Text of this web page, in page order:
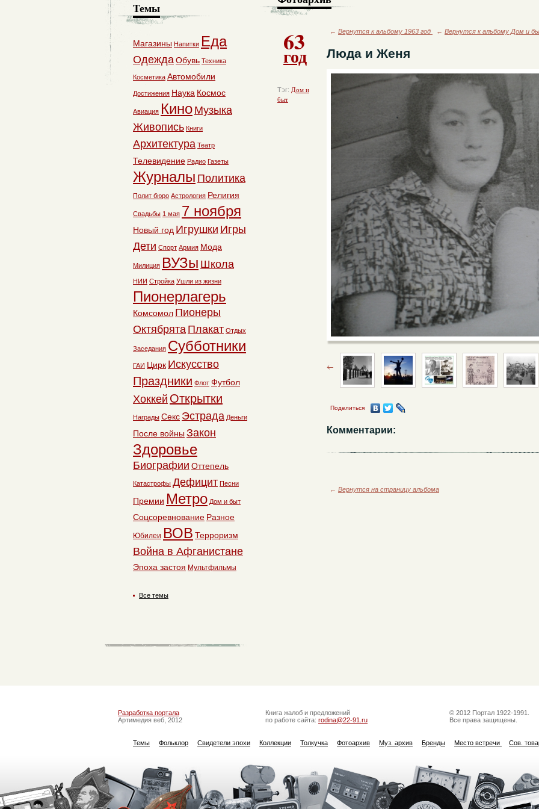
63
год
Тэг: Дом и
быт
← Вернутся к альбому 1963 год ← Вернутся к альбому Дом и
Люда и Женя
Поделиться
Комментарии:
← Вернутся на страницу альбома
Темы
Магазины Напитки Еда
ОдеждаОбувь Техника
Косметика Автомобили
Достижения Наука Космос
Авиация Кино Музыка
Живопись Книги
Архитектура Театр
Телевидение Радио Газеты
Журналы Политика
Полит бюро Астрология Религия
Свадьбы 1 мая 7 ноября
Новый год Игрушки Игры
Дети Спорт Армия Мода
Милиция ВУЗы Школа
НИИ Стройка Ушли из жизни
Пионерлагерь
Комсомол Пионеры
Октябрята Плакат Отдых
Заседания Субботники
ГАИ Цирк Искусство
Праздники Флот Футбол
Хоккей Открытки
Награды Секс Эстрада Деньги
После войны Закон
Здоровье
Биографии Оттепель
Катастрофы Дефицит Песни
Премии Метро Дом и быт
Соцсоревнование Разное
Юбилеи ВОВ Терроризм
Война в Афганистане
Эпоха застоя Мультфильмы
Все темы
Разработка портала
Артимедия веб, 2012
Книга жалоб и предложений
по работе сайта: rodina@22-91.ru
© 2012 Портал 1922-1991.
Все права защищены.
Темы Фольклор Свидетели эпохи Коллекции Толкучка Фотоархив Муз. архив Бренды Место встречи Сов.